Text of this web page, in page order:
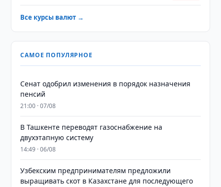
Все курсы валют →
САМОЕ ПОПУЛЯРНОЕ
Сенат одобрил изменения в порядок назначения
пенсий
21:00 · 07/08
В Ташкенте переводят газоснабжение на
двухэтапную систему
14:49 · 06/08
Узбекским предпринимателям предложили
выращивать скот в Казахстане для последующего